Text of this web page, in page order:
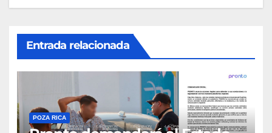
Entrada relacionada
POZA RICA